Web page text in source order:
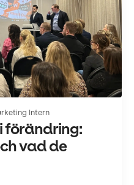
Intern
förändring:
vad de